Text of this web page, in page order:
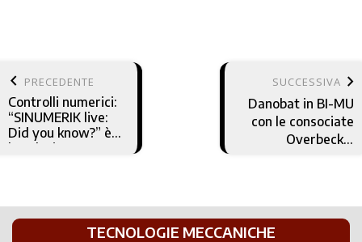
keyboard_arrow_left PRECEDENTE
Controlli numerici:
“SINUMERIK live:
Did you know?” è
la soluzione per
SUCCESSIVA keyboard_arrow_right
Danobat in BI-MU
con le consociate
Overbeck e
TECNOLOGIE MECCANICHE